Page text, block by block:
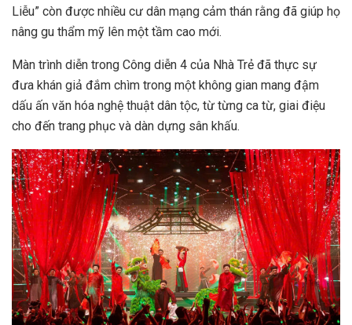
Liễu” còn được nhiều cư dân mạng cảm thán rằng đã giúp họ
nâng gu thẩm mỹ lên một tầm cao mới.
Màn trình diễn trong Công diễn 4 của Nhà Trẻ đã thực sự
đưa khán giả đắm chìm trong một không gian mang đậm
dấu ấn văn hóa nghệ thuật dân tộc, từ từng ca từ, giai điệu
cho đến trang phục và dàn dựng sân khấu.